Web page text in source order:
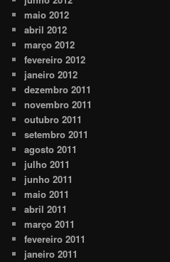
maio 2012
abril 2012
março 2012
fevereiro 2012
janeiro 2012
dezembro 2011
novembro 2011
outubro 2011
setembro 2011
agosto 2011
julho 2011
junho 2011
maio 2011
abril 2011
março 2011
fevereiro 2011
janeiro 2011